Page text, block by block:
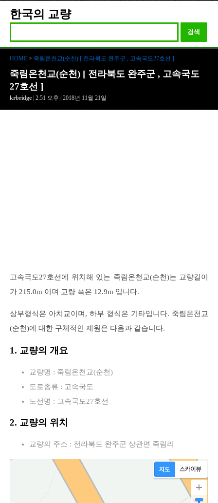
한국의 교량
검색
HOME > 죽림온천교(순천) [ 전라북도 완주군 , 고속국도27호선 ]
죽림온천교(순천) [ 전라북도 완주군 , 고속국도
27호선 ]
krbridge | 2:51 오후 | 2018년 11월 21일
고속국도27호선에 위치해 있는 죽림온천교(순천)는 교량길이
가 215.0m 이며 교량 폭은 12.9m 입니다.
상부형식은 아치교이며, 하부 형식은 기타입니다. 죽림온천교
(순천)에 대한 구체적인 제원은 다음과 같습니다.
1. 교량의 개요
교량명 : 죽림온천교(순천)
도로종류 : 고속국도
노선명 : 고속국도27호선
2. 교량의 위치
교량의 주소 : 전라북도 완주군 상관면 죽림리